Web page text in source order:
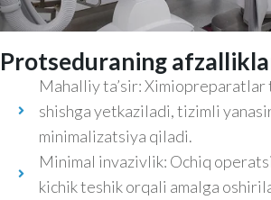
Protseduraning
Mahalliy ta’sir: Ximiopreparatlar
shishga yetkaziladi, tizimli
minimalizatsiya qiladi.
Minimal invazivlik: Ochiq
kichik teshik orqali amalga